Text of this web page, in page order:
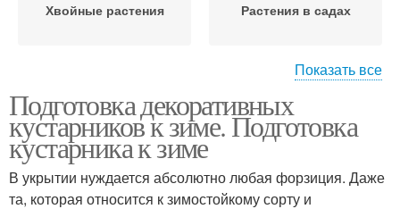
Хвойные растения Растения в садах
Растения для японского
сада
Показать все
Подготовка декоративных
кустарников к зиме. Подготовка
кустарника к зиме
В укрытии нуждается абсолютно любая форзиция. Даже
та, которая относится к зимостойкому сорту и